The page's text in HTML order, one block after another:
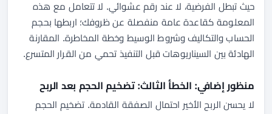
حيث تبطل الفرضية، لا عند رقم عشوائي. لا تتعامل مع هذه
المعلومة كقاعدة عامة منفصلة عن ظروفك؛ اربطها بحجم
الحساب والتكاليف وشروط الوسيط وخطة المخاطرة. المقارنة
الهادئة بين السيناريوهات قبل التنفيذ تحمي من القرار المتسرع.
منظور إضافي: الخطأ الثالث: تضخيم الحجم بعد الربح
لا يحسن الربح الأخير احتمال الصفقة القادمة. تضخيم الحجم